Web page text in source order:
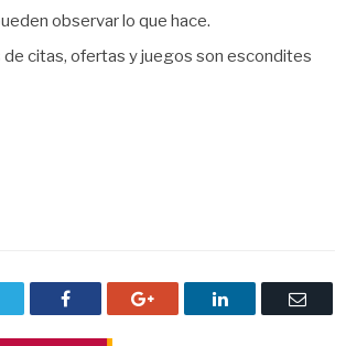
observar lo que hace.
citas, ofertas y juegos son escondites
Facebook Google+ LinkedIn
Correo